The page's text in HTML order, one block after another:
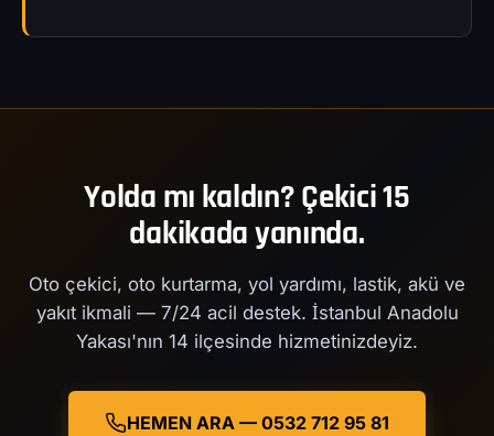
Yolda mı kaldın? Çekici 15
dakikada yanında.
Oto çekici, oto kurtarma, yol yardımı, lastik, akü ve
yakıt ikmali — 7/24 acil destek. İstanbul Anadolu
Yakası'nın 14 ilçesinde hizmetinizdeyiz.
HEMEN ARA — 0532 712 95 81